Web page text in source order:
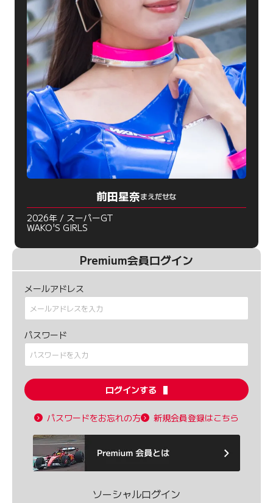
前田星奈まえだせな
2026年 / スーパーGT
WAKO'S GIRLS
Premium会員ログイン
メールアドレス
パスワード
ログインする
パスワードをお忘れの方 新規会員登録はこちら
ソーシャルログイン